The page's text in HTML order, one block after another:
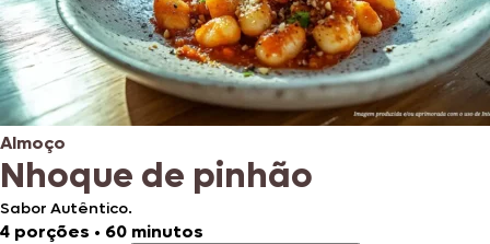
Almoço
Nhoque de pinhão
Sabor Autêntico.
4 porções • 60 minutos